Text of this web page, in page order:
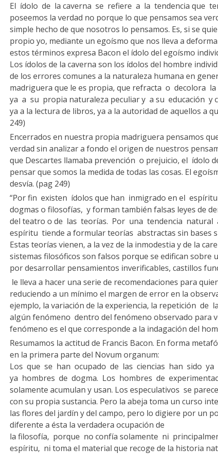
El ídolo de la caverna se refiere a la tendencia que
poseemos la verdad no porque lo que pensa­mos sea
simple hecho de que noso­tros lo pensamos. Es, si se
propio yo, mediante un egoísmo que nos lleva a
estos términos expresa Bacon el ídolo del egoísmo
Los ídolos de la caverna son los ídolos del hombre
de los errores comunes a la naturaleza huma­na en
madriguera que le es propia, que refracta o decolora
ya a su propia naturaleza peculiar y a su educación y
ya a la lectura de libros, ya a la autoridad de aquellos a
249)
Encerrados en nuestra propia madriguera pensamos
verdad sin analizar a fondo el origen de nuestros
que Descartes llama­ba prevención o prejuicio, el ídolo
pensar que somos la medida de todas las cosas. El
desvía. (pag 249)
“Por fin existen ídolos que han inmigrado en el
dogmas o filosofías, y forman tam­bién falsas leyes de
del teatro o de las teorías. Por una tendencia natural
espíritu tiende a formular teorías abstractas sin bases
Estas teorías vienen, a la vez de la inmo­destia y de la
sistemas filosóficos son falsos porque se edifican sobre
por desarrollar pensamientos inverificables, castillos
le lleva a hacer una serie de recomendaciones para
re­duciendo a un mínimo el margen de error en la
ejemplo, la variación de la experiencia, la repetición de
algún fenómeno dentro del fenómeno observado para
fenó­meno es el que corresponde a la indagación del
Resumamos la actitud de Francis Bacon. En forma
en la primera parte del Novum organum:
Los que se han ocupado de las ciencias han sido ya
ya hombres de dogma. Los hombres de
solamente acumulan y usan. Los especulativos se
con su propia sustancia. Pero la abeja toma un curso
las flores del jardín y del campo, pero lo digiere por un
diferente a ésta la verdadera ocupación de
la filosofía, porque no confía solamente ni
espíritu, ni toma el material que recoge de la historia